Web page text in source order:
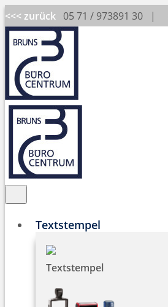
<<< zurück 05 71 / 973891 30 |
Textstempel
Textstempel